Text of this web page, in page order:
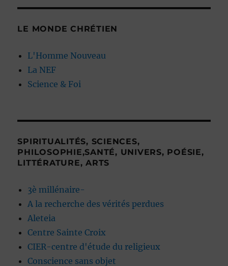
LE MONDE CHRÉTIEN
L'Homme Nouveau
La NEF
Science & Foi
SPIRITUALITÉS, SCIENCES,
PHILOSOPHIE,SANTÉ, UNIVERS, POÉSIE,
LITTÉRATURE, ARTS
3è millénaire-
A la recherche des vérités perdues
Aleteia
Centre Sainte Croix
CIER-centre d'étude du religieux
Conscience sans objet